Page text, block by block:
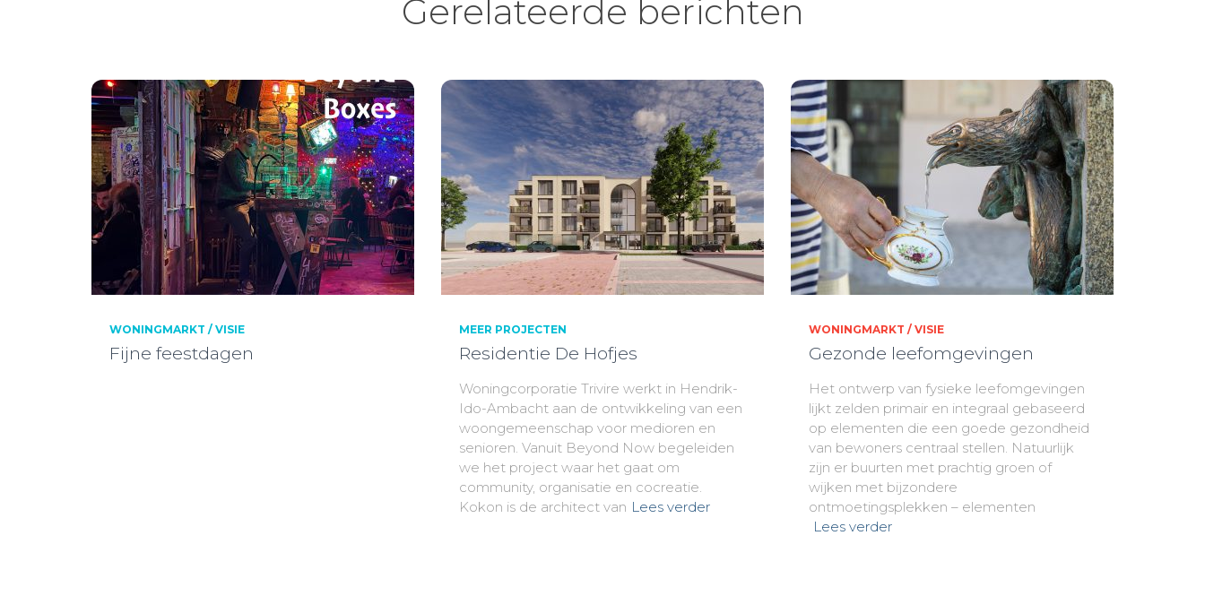
Gerelateerde berichten
WONINGMARKT / VISIE
Fijne feestdagen
MEER PROJECTEN
Residentie De Hofjes
Woningcorporatie Trivire werkt in Hendrik-
Ido-Ambacht aan de ontwikkeling van een
woongemeenschap voor medioren en
senioren. Vanuit Beyond Now begeleiden
we het project waar het gaat om
community, organisatie en cocreatie.
Kokon is de architect van Lees verder
WONINGMARKT / VISIE
Gezonde leefomgevingen
Het ontwerp van fysieke leefomgevingen
lijkt zelden primair en integraal gebaseerd
op elementen die een goede gezondheid
van bewoners centraal stellen. Natuurlijk
zijn er buurten met prachtig groen of
wijken met bijzondere
ontmoetingsplekken – elementen
Lees verder